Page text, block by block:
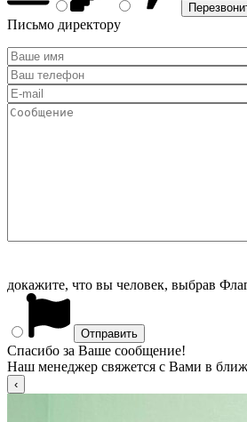
Письмо директору
докажите, что вы человек, выбрав Флаг
Спасибо за Ваше сообщение!
Наш менеджер свяжется с Вами в